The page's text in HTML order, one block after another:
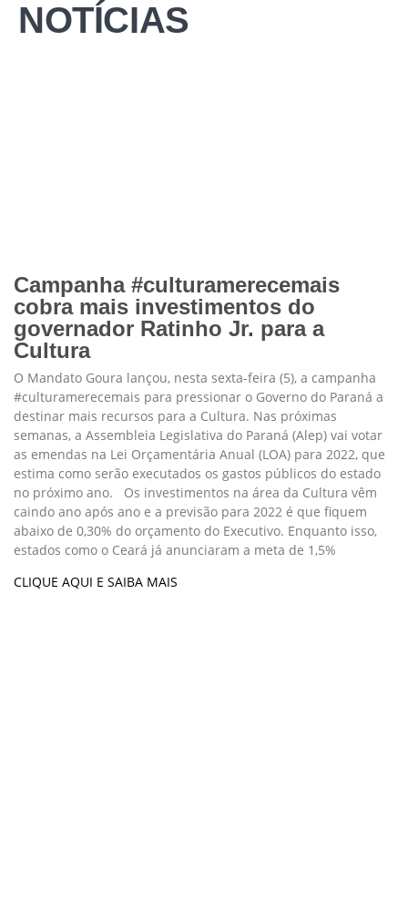
NOTÍCIAS
Campanha #culturamerecemais
cobra mais investimentos do
governador Ratinho Jr. para a
Cultura
O Mandato Goura lançou, nesta sexta-feira (5), a campanha
#culturamerecemais para pressionar o Governo do Paraná a
destinar mais recursos para a Cultura. Nas próximas
semanas, a Assembleia Legislativa do Paraná (Alep) vai votar
as emendas na Lei Orçamentária Anual (LOA) para 2022, que
estima como serão executados os gastos públicos do estado
no próximo ano. Os investimentos na área da Cultura vêm
caindo ano após ano e a previsão para 2022 é que fiquem
abaixo de 0,30% do orçamento do Executivo. Enquanto isso,
estados como o Ceará já anunciaram a meta de 1,5%
CLIQUE AQUI E SAIBA MAIS